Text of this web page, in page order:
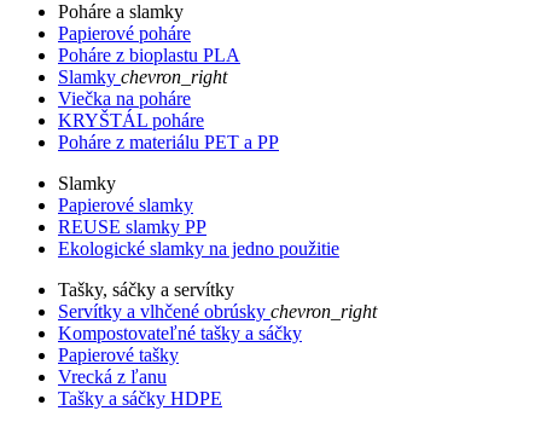
Poháre a slamky
Papierové poháre
Poháre z bioplastu PLA
Slamky chevron_right
Viečka na poháre
KRYŠTÁL poháre
Poháre z materiálu PET a PP
Slamky
Papierové slamky
REUSE slamky PP
Ekologické slamky na jedno použitie
Tašky, sáčky a servítky
Servítky a vlhčené obrúsky chevron_right
Kompostovateľné tašky a sáčky
Papierové tašky
Vrecká z ľanu
Tašky a sáčky HDPE